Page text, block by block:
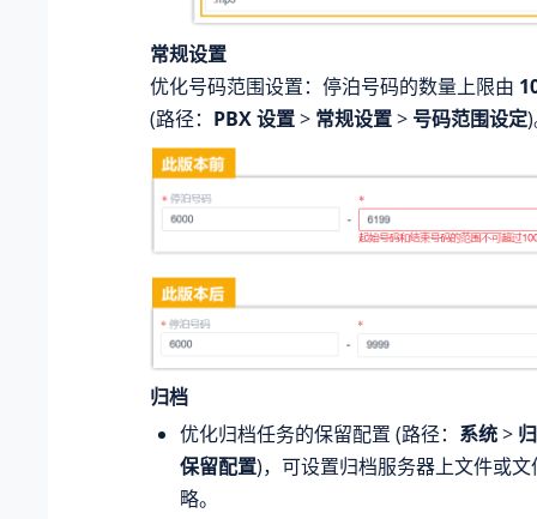
常规设置
优化号码范围设置：停泊号码的数量上限由
(路径： PBX 设置> 常规设置> 号码范围设定
归档
优化归档任务的保留配置 (路径： 系统>
保留配置)，可设置归档服务器上文件或
略。